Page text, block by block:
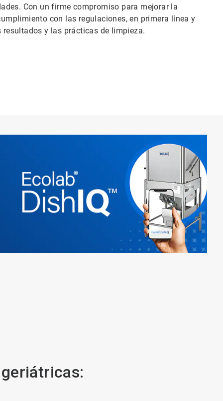
Con un firme compromiso para mejorar la
con las regulaciones, en primera línea y
y las prácticas de limpieza.